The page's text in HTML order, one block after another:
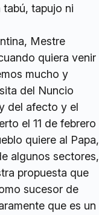
tabú, tapujo ni
Mestre
quiera venir
mucho y
del Nuncio
del afecto y el
el 11 de febrero
quiere al Papa,
algunos sectores,
propuesta que
sucesor de
que es un